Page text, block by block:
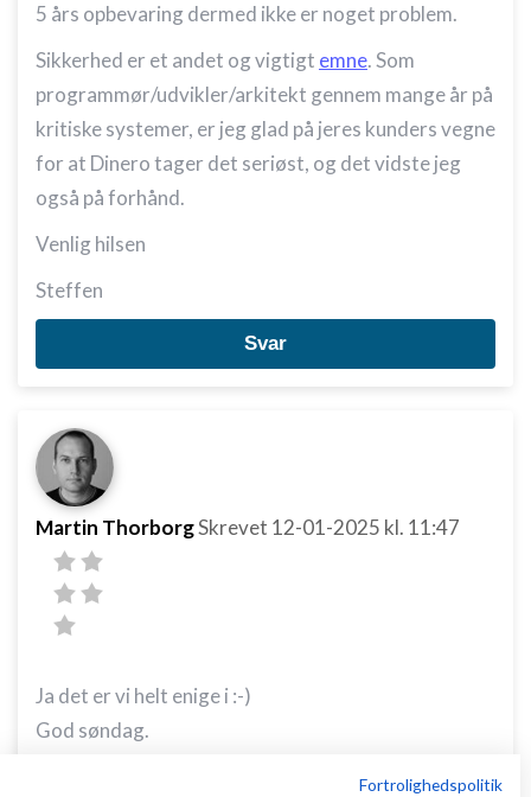
5 års opbevaring dermed ikke er noget problem.
Sikkerhed er et andet og vigtigt emne. Som
programmør/udvikler/arkitekt gennem mange år på
kritiske systemer, er jeg glad på jeres kunders vegne
for at Dinero tager det seriøst, og det vidste jeg
også på forhånd.
Venlig hilsen
Steffen
Svar
Martin ThorborgSkrevet 12-01-2025 kl. 11:47
Ja det er vi helt enige i :-)
God søndag.
Fortrolighedspolitik